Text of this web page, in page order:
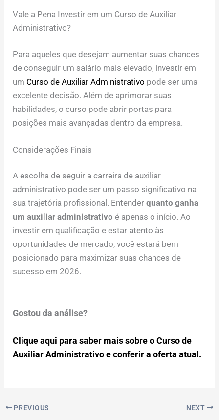
Vale a Pena Investir em um Curso de Auxiliar
Administrativo?
Para aqueles que desejam aumentar suas chances
de conseguir um salário mais elevado, investir em
um Curso de Auxiliar Administrativo pode ser uma
excelente decisão. Além de aprimorar suas
habilidades, o curso pode abrir portas para
posições mais avançadas dentro da empresa.
Considerações Finais
A escolha de seguir a carreira de auxiliar
administrativo pode ser um passo significativo na
sua trajetória profissional. Entenderquanto ganha
um auxiliar administrativo é apenas o início. Ao
investir em qualificação e estar atento às
oportunidades de mercado, você estará bem
posicionado para maximizar suas chances de
sucesso em 2026.
Gostou da análise?
Clique aqui para saber mais sobre o Curso de
Auxiliar Administrativo e conferir a oferta atual.
PREVIOUS NEXT